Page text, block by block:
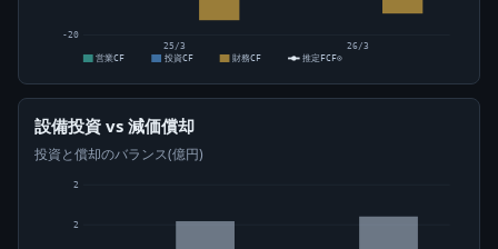
-20
25/3
26/3
営業CF
投資CF 財務CF 推定FCF⊙
設備投資 vs 減価償却
投資と償却のバランス(億円)
2
2